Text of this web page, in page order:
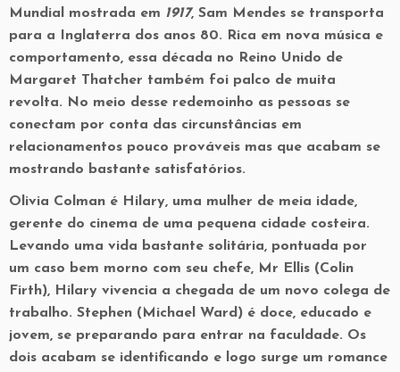
Mundial mostrada em 1917, Sam Mendes se transporta
para a Inglaterra dos anos 80. Rica em nova música e
comportamento, essa década no Reino Unido de
Margaret Thatcher também foi palco de muita
revolta. No meio desse redemoinho as pessoas se
conectam por conta das circunstâncias em
relacionamentos pouco prováveis mas que acabam se
mostrando bastante satisfatórios.
Olivia Colman é Hilary, uma mulher de meia idade,
gerente do cinema de uma pequena cidade costeira.
Levando uma vida bastante solitária, pontuada por
um caso bem morno com seu chefe, Mr Ellis (Colin
Firth), Hilary vivencia a chegada de um novo colega de
trabalho. Stephen (Michael Ward) é doce, educado e
jovem, se preparando para entrar na faculdade. Os
dois acabam se identificando e logo surge um romance